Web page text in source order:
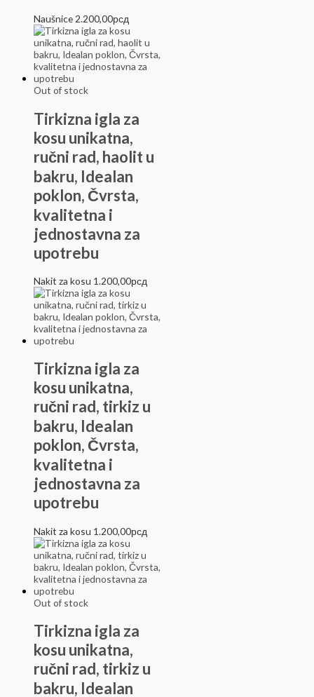
Naušnice 2.200,00рсд
Out of stock
Tirkizna igla za
kosu unikatna,
ručni rad, haolit u
bakru, Idealan
poklon, Čvrsta,
kvalitetna i
jednostavna za
upotrebu
Nakit za kosu 1.200,00рсд
Tirkizna igla za
kosu unikatna,
ručni rad, tirkiz u
bakru, Idealan
poklon, Čvrsta,
kvalitetna i
jednostavna za
upotrebu
Nakit za kosu 1.200,00рсд
Out of stock
Tirkizna igla za
kosu unikatna,
ručni rad, tirkiz u
bakru, Idealan